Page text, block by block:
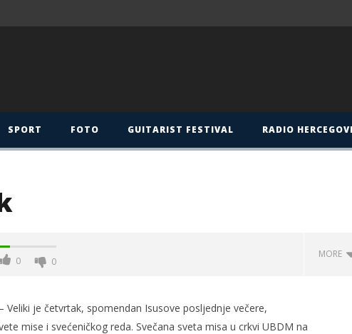
SPORT FOTO GUITARIST FESTIVAL RADIO
0 0
MORE
– Veliki je četvrtak, spomendan Isusove posljednje večere,
mise i svećeničkog reda. Svečana sveta misa u crkvi UBDM na